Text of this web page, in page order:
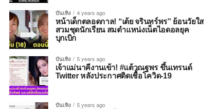
บันเทิง 4 years ago
หน้าเด็กตลอดกาล! “เต้ย จรินทร์พร” ย้อนวัยใส
สวมชุดนักเรียน สมตำแหน่งเน็ตไอดอลยุค
บุกเบิก
บันเทิง 5 years ago
เจ้าแม่นาคีงานเข้า! #แต้วณฐพร ขึ้นเทรนด์
Twitter หลังประกาศติดเชื้อโควิด-19
บันเทิง 5 years ago